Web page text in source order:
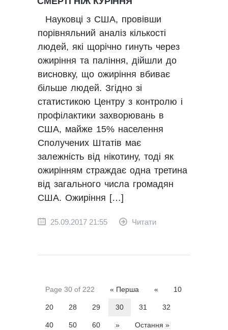
Науковці з США, провівши
порівняльний аналіз кількості
людей, які щорічно гинуть через
ожиріння та паління, дійшли до
висновку, що ожиріння вбиває
більше людей. Згідно зі
статистикою Центру з контролю і
профілактики захворювань в
США, майже 15% населення
Сполучених Штатів має
залежність від нікотину, тоді як
ожирінням страждає одна третина
від загального числа громадян
США. Ожиріння […]
25.09.2017 21:55 Читати
Page 30 of 222 « Перша « 10
20 28 29 30 31 32
40 50 60 » Остання »